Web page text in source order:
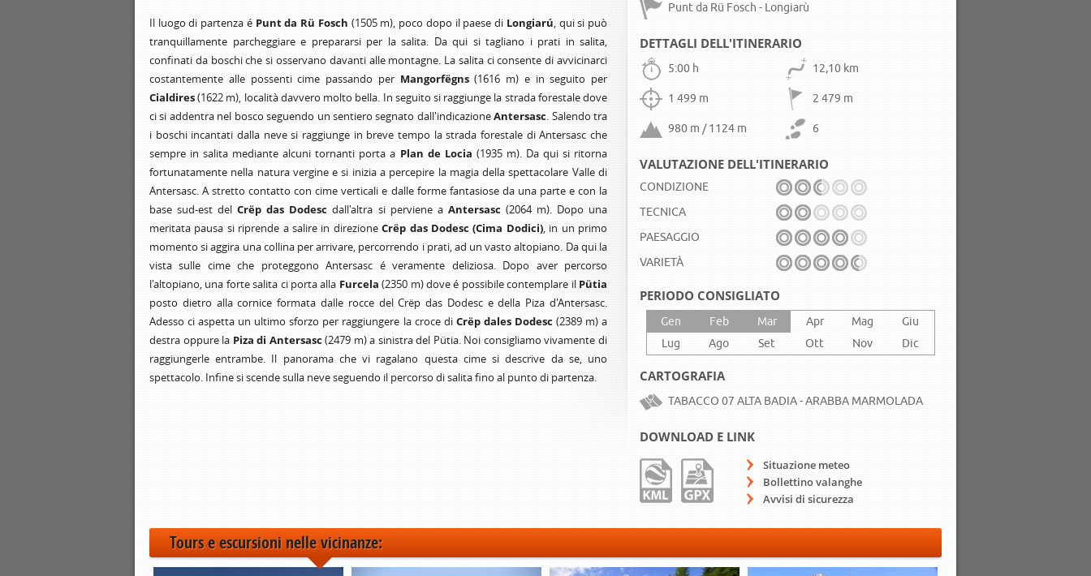
Il luogo di partenza é Punt da Rü Fosch (1505 m), poco dopo il paese di Longiarú, qui si può
tranquillamente parcheggiare e prepararsi per la salita. Da qui si tagliano i prati in salita,
confinati da boschi che si osservano davanti alle montagne. La salita ci consente di avvicinarci
costantemente alle possenti cime passando per Mangorfëgns(1616 m) e in seguito per
Cialdires(1622 m), località davvero molto bella. In seguito si raggiunge la strada forestale dove
ci si addentra nel bosco seguendo un sentiero segnato dall'indicazioneAntersasc. Salendo tra
i boschi incantati dalla neve si raggiunge in breve tempo la strada forestale di Antersasc che
sempre in salita mediante alcuni tornanti porta a Plan de Locia (1935 m). Da qui si ritorna
fortunatamente nella natura vergine e si inizia a percepire la magia della spettacolare Valle di
Antersasc. A stretto contatto con cime verticali e dalle forme fantasiose da una parte e con la
base sud-est delCrëp das Dodesc dall'altra si perviene a Antersasc (2064 m). Dopo una
meritata pausa si riprende a salire in direzioneCrëp das Dodesc (Cima Dodici), in un primo
momento si aggira una collina per arrivare, percorrendo i prati, ad un vasto altopiano. Da qui la
vista sulle cime che proteggono Antersasc é veramente deliziosa. Dopo aver percorso
l'altopiano, una forte salita ci porta alla Furcela(2350 m) dove é possibile contemplare il Pütia
posto dietro alla cornice formata dalle rocce del Crëp das Dodesc e della Piza d'Antersasc.
Adesso ci aspetta un ultimo sforzo per raggiungere la croce di Crëp dales Dodesc(2389 m) a
destra oppure la Piza di Antersasc(2479 m) a sinistra del Pütia. Noi consigliamo vivamente di
raggiungerle entrambe. Il panorama che vi ragalano questa cime si descrive da se, uno
spettacolo. Infine si scende sulla neve seguendo il percorso di salita fino al punto di partenza.
Punt da Rü Fosch - Longiarù
DETTAGLI DELL'ITINERARIO
5:00 h 12,10 km
1 499 m 2 479 m
980 m / 1124 m 6
VALUTAZIONE DELL'ITINERARIO
CONDIZIONE
TECNICA
PAESAGGIO
VARIETÀ
PERIODO CONSIGLIATO
Gen Feb Mar Apr Mag
Giu
Lug
Ago Set Ott Nov Dic
CARTOGRAFIA
TABACCO 07 ALTA BADIA - ARABBA MARMOLADA
DOWNLOAD E LINK
Situazione meteo
Bollettino valanghe
Avvisi di sicurezza
Tours e escursioni nelle vicinanze: